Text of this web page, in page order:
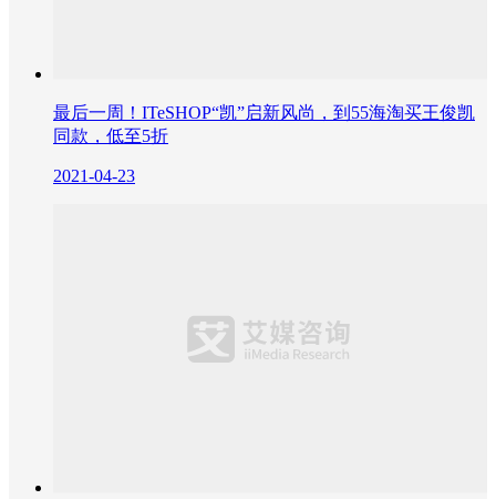
最后一周！ITeSHOP“凯”启新风尚，到55海淘买王俊凯
同款，低至5折
2021-04-23